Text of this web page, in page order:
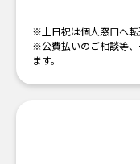
※土日祝は個人窓口へ転
※公費払いのご相談等、
ます。